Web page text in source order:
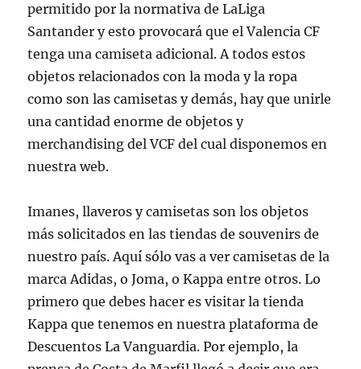
permitido por la normativa de LaLiga
Santander y esto provocará que el Valencia CF
tenga una camiseta adicional. A todos estos
objetos relacionados con la moda y la ropa
como son las camisetas y demás, hay que unirle
una cantidad enorme de objetos y
merchandising del VCF del cual disponemos en
nuestra web.
Imanes, llaveros y camisetas son los objetos
más solicitados en las tiendas de souvenirs de
nuestro país. Aquí sólo vas a ver camisetas de la
marca Adidas, o Joma, o Kappa entre otros. Lo
primero que debes hacer es visitar la tienda
Kappa que tenemos en nuestra plataforma de
Descuentos La Vanguardia. Por ejemplo, la